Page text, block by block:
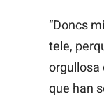
“Doncs
tele,
orgullosa
que han